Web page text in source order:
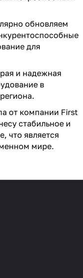
обновляем
для
и надежная
в
от компании First
стабильное и
что является
мире.